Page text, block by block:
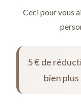
Ceci pour vous
5 € de
bien